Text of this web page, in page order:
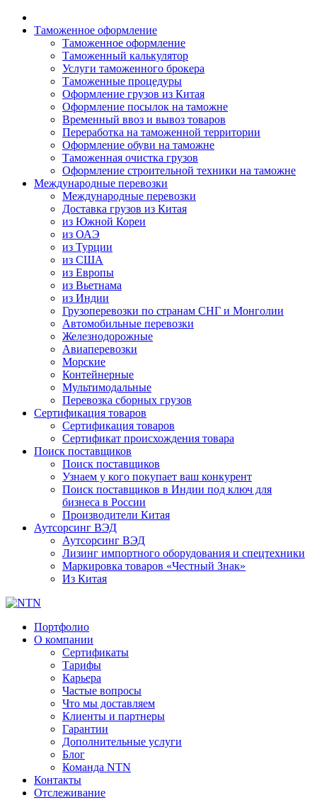
Таможенное оформление
Таможенное оформление
Таможенный калькулятор
Услуги таможенного брокера
Таможенные процедуры
Оформление грузов из Китая
Оформление посылок на таможне
Временный ввоз и вывоз товаров
Переработка на таможенной территории
Оформление обуви на таможне
Таможенная очистка грузов
Оформление строительной техники на таможне
Международные перевозки
Международные перевозки
Доставка грузов из Китая
из Южной Кореи
из ОАЭ
из Турции
из США
из Европы
из Вьетнама
из Индии
Грузоперевозки по странам СНГ и Монголии
Автомобильные перевозки
Железнодорожные
Авиаперевозки
Морские
Контейнерные
Мультимодальные
Перевозка сборных грузов
Сертификация товаров
Сертификация товаров
Сертификат происхождения товара
Поиск поставщиков
Поиск поставщиков
Узнаем у кого покупает ваш конкурент
Поиск поставщиков в Индии под ключ для
бизнеса в России
Производители Китая
Аутсорсинг ВЭД
Аутсорсинг ВЭД
Лизинг импортного оборудования и спецтехники
Маркировка товаров «Честный Знак»
Из Китая
Портфолио
О компании
Сертификаты
Тарифы
Карьера
Частые вопросы
Что мы доставляем
Клиенты и партнеры
Гарантии
Дополнительные услуги
Блог
Команда NTN
Контакты
Отслеживание